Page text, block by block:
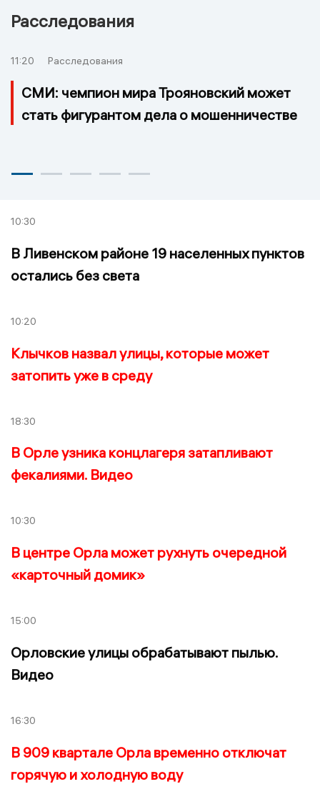
Расследования
11:20 Расследования
СМИ: чемпион мира Трояновский может
стать фигурантом дела о мошенничестве
10:30
В Ливенском районе 19 населенных пунктов
остались без света
10:20
Клычков назвал улицы, которые может
затопить уже в среду
18:30
В Орле узника концлагеря затапливают
фекалиями. Видео
10:30
В центре Орла может рухнуть очередной
«карточный домик»
15:00
Орловские улицы обрабатывают пылью.
Видео
16:30
В 909 квартале Орла временно отключат
горячую и холодную воду